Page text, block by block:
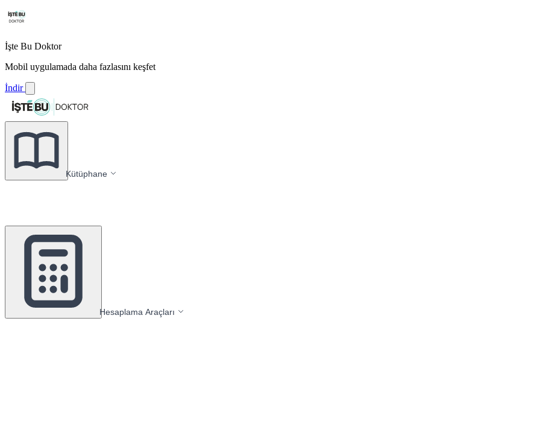
İşte Bu Doktor
Mobil uygulamada daha fazlasını keşfet
İndir
Kütüphane
Hesaplama Araçları